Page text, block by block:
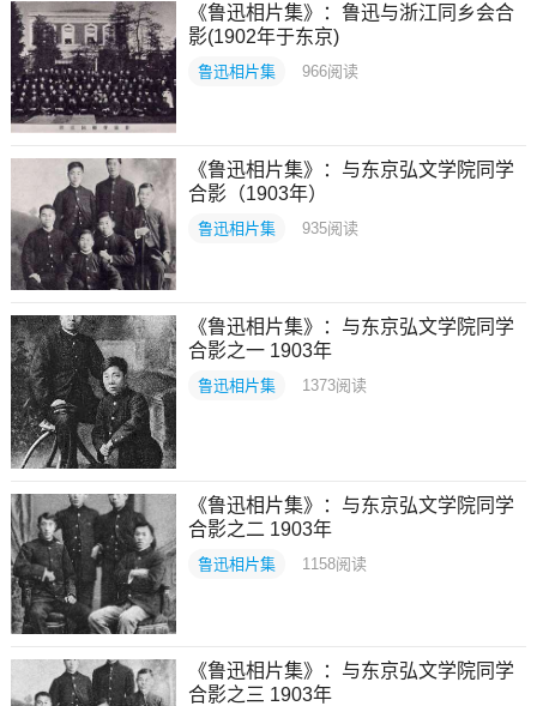
《鲁迅相片集》：鲁迅与浙江同乡会合
影(1902年于东京)
鲁迅相片集 966阅读
《鲁迅相片集》：与东京弘文学院同学
合影（1903年）
鲁迅相片集 935阅读
《鲁迅相片集》：与东京弘文学院同学
合影之一 1903年
鲁迅相片集 1373阅读
《鲁迅相片集》：与东京弘文学院同学
合影之二 1903年
鲁迅相片集 1158阅读
《鲁迅相片集》：与东京弘文学院同学
合影之三 1903年